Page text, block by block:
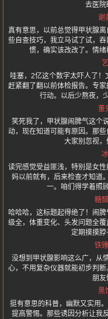
去医院
谢
真有意思，以前总觉得甲状腺
些自查技巧，我立马试了试，
惯，确实该改改了。情绪
哇塞，2亿这个数字太吓人了
赶紧翻了翻以前体检报告。专
行动。以后少熬夜，
董
笑死我了，甲状腺闹脾气这个
动，现在知道可能有原因。那
大家别忽视，
读完感觉受益匪浅，特别是女
妈以前就有，后来检查才知道
一。咱们得学着照
糖
哈哈哈，这标题起得绝了！闹
级全，体重变化、头发问题全
定期摸摸脖
铁
没想到甲状腺影响这么广，从
心，不用复杂仪器就能初步判
朋友
黑
挺有意思的科普，幽默又实用
提高警惕。那些诱因分析让我